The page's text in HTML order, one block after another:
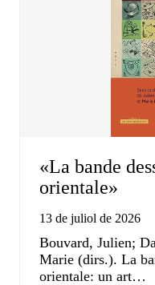
«La bande
orientale»
13 de juliol de 2026
Bouvard, Julien;
Marie (dirs.). La
orientale: un art…